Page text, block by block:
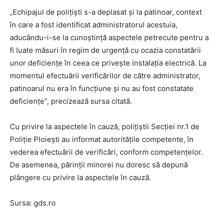
„Echipajul de poliţişti s-a deplasat şi la patinoar, context
în care a fost identificat administratorul acestuia,
aducându-i-se la cunoştinţă aspectele petrecute pentru a
fi luate măsuri în regim de urgenţă cu ocazia constatării
unor deficienţe în ceea ce priveşte instalaţia electrică. La
momentul efectuării verificărilor de către administrator,
patinoarul nu era în funcţiune şi nu au fost constatate
deficienţe”, precizează sursa citată.
Cu privire la aspectele în cauză, poliţiştii Secţiei nr.1 de
Poliţie Ploieşti au informat autorităţile competente, în
vederea efectuării de verificări, conform competenţelor.
De asemenea, părinţii minorei nu doresc să depună
plângere cu privire la aspectele în cauză.
Sursa: gds.ro